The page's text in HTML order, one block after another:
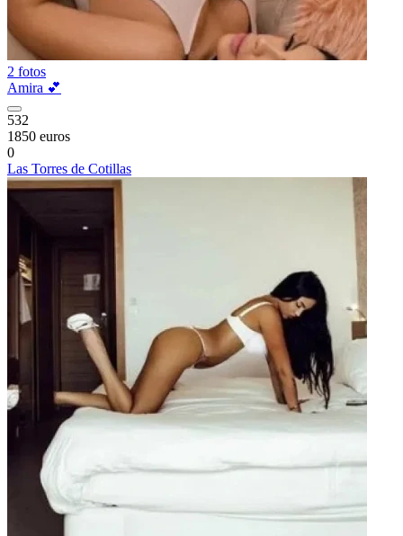
2 fotos
Amira 💕
532
1850 euros
0
Las Torres de Cotillas